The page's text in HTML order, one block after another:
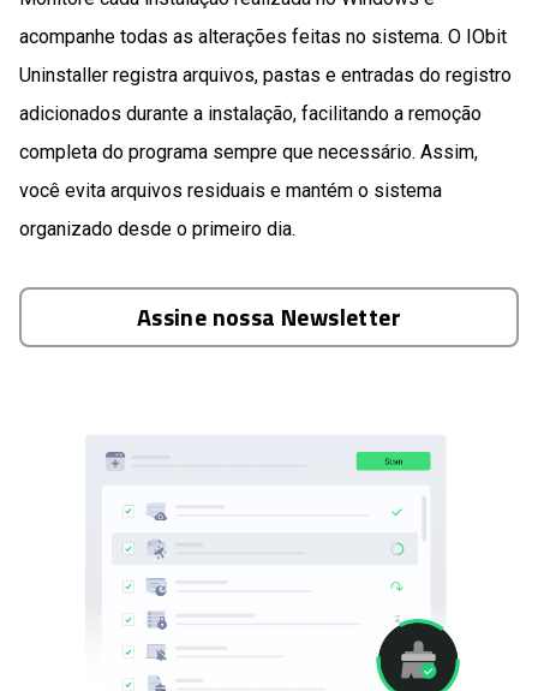
acompanhe todas as alterações feitas no sistema. O IObit
Uninstaller registra arquivos, pastas e entradas do registro
adicionados durante a instalação, facilitando a remoção
completa do programa sempre que necessário. Assim,
você evita arquivos residuais e mantém o sistema
organizado desde o primeiro dia.
Assine nossa Newsletter